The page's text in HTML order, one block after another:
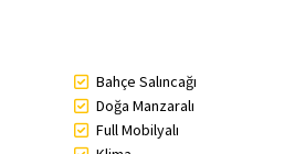
Bahçe Salıncağı
Doğa Manzaralı
Full Mobilyalı